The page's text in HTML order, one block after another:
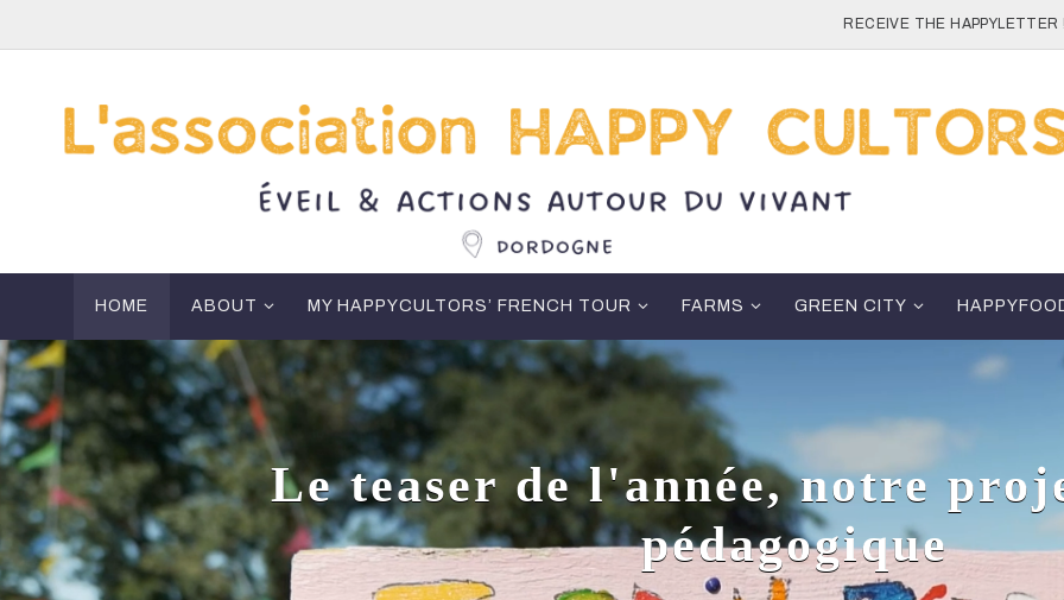
content
RECEIVE THE HAPPYLETTER
content
HOME ABOUT MY HAPPYCULTORS’ FRENCH TOUR FARMS GREEN CITY
Le teaser de l'année, notre
pédagogique